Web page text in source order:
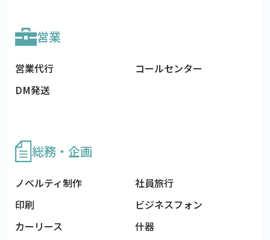
営業
営業代行
コールセンター
DM発送
総務・企画
ノベルティ制作
社員旅行
印刷
ビジネスフォン
カーリース
什器